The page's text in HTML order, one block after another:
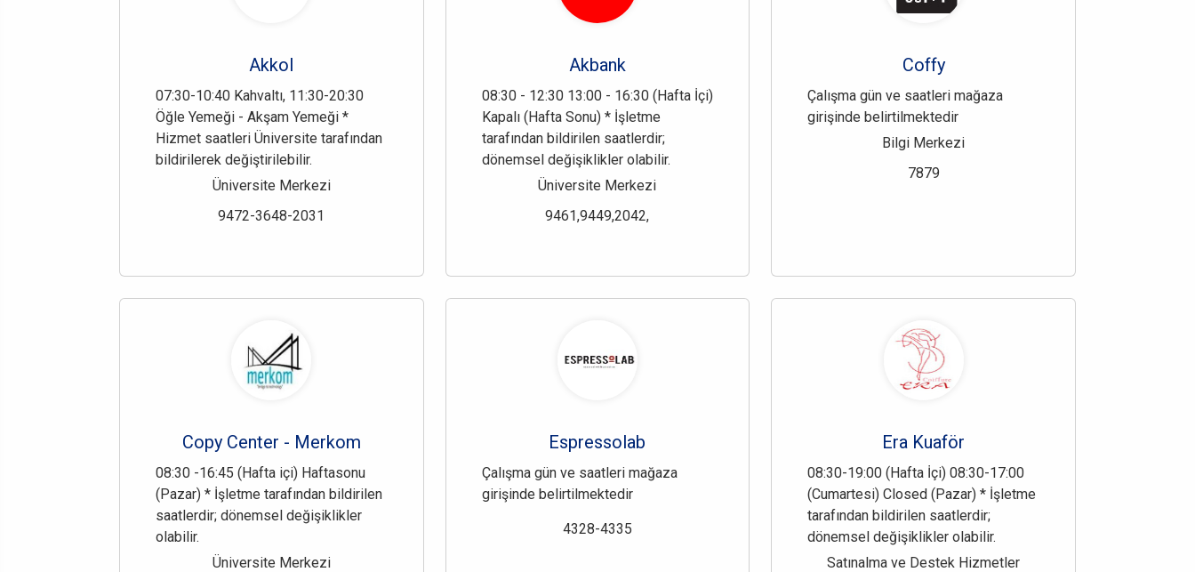
Akkol
07:30-10:40 Kahvaltı, 11:30-20:30
Öğle Yemeği - Akşam Yemeği *
Hizmet saatleri Üniversite tarafından
bildirilerek değiştirilebilir.
Üniversite Merkezi
9472-3648-2031
Akbank
08:30 - 12:30 13:00 - 16:30 (Hafta İçi)
Kapalı (Hafta Sonu) * İşletme
tarafından bildirilen saatlerdir;
dönemsel değişiklikler olabilir.
Üniversite Merkezi
9461,9449,2042,
Coffy
Çalışma gün ve saatleri mağaza
girişinde belirtilmektedir
Bilgi Merkezi
7879
Copy Center - Merkom
08:30 -16:45 (Hafta içi) Haftasonu
(Pazar) * İşletme tarafından bildirilen
saatlerdir; dönemsel değişiklikler
olabilir.
Üniversite Merkezi
Espressolab
Çalışma gün ve saatleri mağaza
girişinde belirtilmektedir
4328-4335
Era Kuaför
08:30-19:00 (Hafta İçi) 08:30-17:00
(Cumartesi) Closed (Pazar) * İşletme
tarafından bildirilen saatlerdir;
dönemsel değişiklikler olabilir.
Satınalma ve Destek Hizmetler